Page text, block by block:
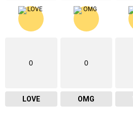
0
LOVE
0
OMG